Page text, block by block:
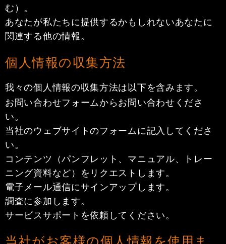
む）。
あなたが私たちに提供するかもしれないあなたに
関連する他の情報。
個人情報の収集方法
我々の個人情報の収集方法は以下を含みます。
お問い合わせフォームからお問い合わせくださ
い。
当社のウェブサイトのフォームに記入してくださ
い。
コンテンツ（パンフレット、マニュアル、トレー
ニング資料など）をリクエストします。
電子メール通信にサインアップします。
調査に参加します。
サービスサポートを依頼してください。
当社がお客様の個人情報を使用ま